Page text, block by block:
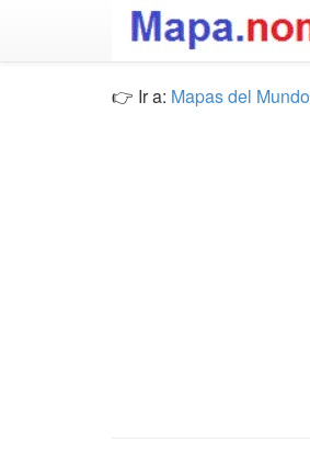
👉 Ir a: Mapas del Mundo